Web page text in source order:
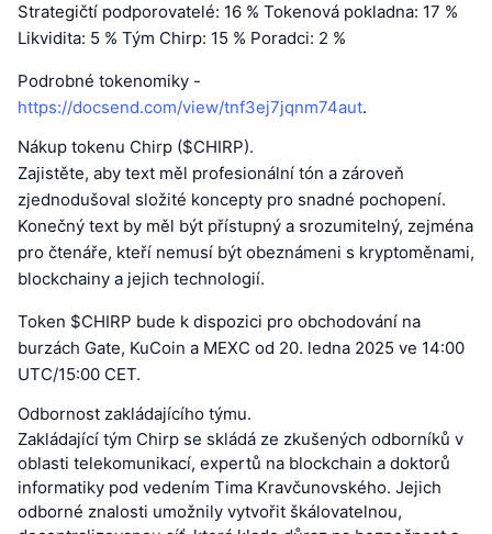
Strategičtí podporovatelé: 16 % Tokenová pokladna: 17 %
Likvidita: 5 % Tým Chirp: 15 % Poradci: 2 %
Podrobné tokenomiky -
https://docsend.com/view/tnf3ej7jqnm74aut.
Nákup tokenu Chirp ($CHIRP).
Zajistěte, aby text měl profesionální tón a zároveň
zjednodušoval složité koncepty pro snadné pochopení.
Konečný text by měl být přístupný a srozumitelný, zejména
pro čtenáře, kteří nemusí být obeznámeni s kryptoměnami,
blockchainy a jejich technologií.
Token $CHIRP bude k dispozici pro obchodování na
burzách Gate, KuCoin a MEXC od 20. ledna 2025 ve 14:00
UTC/15:00 CET.
Odbornost zakládajícího týmu.
Zakládající tým Chirp se skládá ze zkušených odborníků v
oblasti telekomunikací, expertů na blockchain a doktorů
informatiky pod vedením Tima Kravčunovského. Jejich
odborné znalosti umožnily vytvořit škálovatelnou,